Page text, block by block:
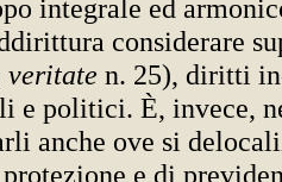
integrale ed
considerare
veritate n. 25), diritti
politici. È, invece,
anche ove si
e di